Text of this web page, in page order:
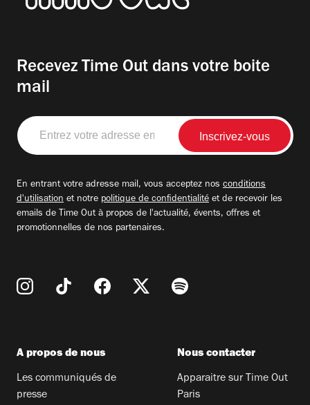
Recevez Time Out dans votre boite
mail
Entrez
votre
adresse
En entrant votre adresse mail, vous acceptez nos conditions
d'utilisation et notre politique de confidentialité et de recevoir les
emails de Time Out à propos de l'actualité, évents, offres et
promotionnelles de nos partenaires.
A propos de nous
Les communiqués de
presse
Nous contacter
Apparaitre sur Time Out
Paris